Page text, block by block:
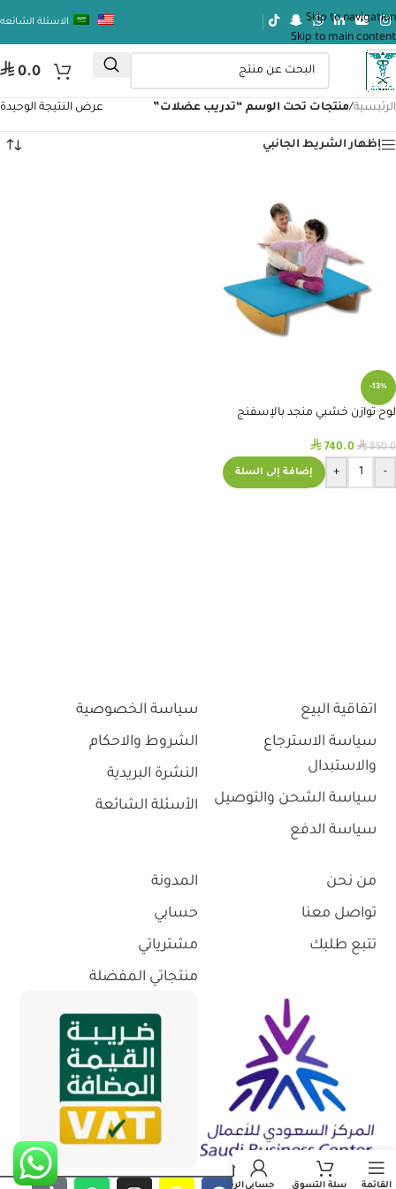
Skip to navigation
Skip to main content
الاسئلة الشائعه
⃁ 0.0
الرئيسية/منتجات تحت الوسم “تدريب عضلات” عرض النتيجة الوحيدة
إظهار الشريط الجانبي
-13%
لوح توازن خشبي منجد بالإسفنج
⃁850.0
⃁ 740.0
-
+ إضافة إلى السلة
اتفاقية البيع
سياسة الاسترجاع
والاستبدال
سياسة الشحن والتوصيل
سياسة الدفع
سياسة الخصوصية
الشروط والاحكام
النشرة البريدية
الأسئلة الشائعة
من نحن
تواصل معنا
تتبع طلبك
المدونة
حسابي
مشترياتي
منتجاتي المفضلة
القائمة سلة التسوق حسابيالرئيسية